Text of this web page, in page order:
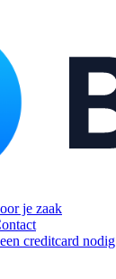
je zaak
creditcard nodig